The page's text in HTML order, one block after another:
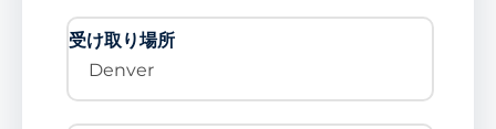
受け取り場所
Denver